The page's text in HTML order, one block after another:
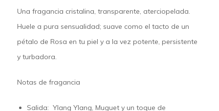
Una fragancia cristalina, transparente, aterciopelada.
Huele a pura sensualidad; suave como el tacto de un
pétalo de Rosa en tu piel y a la vez potente, persistente
y turbadora.
Notas de fragancia
Salida: Ylang Ylang, Muguet y un toque de